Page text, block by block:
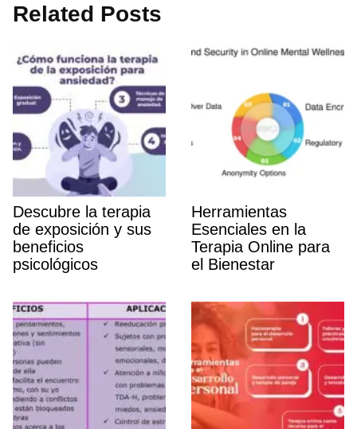
Related Posts
Descubre la terapia
de exposición y sus
beneficios
psicológicos
Herramientas
Esenciales en la
Terapia Online para
el Bienestar